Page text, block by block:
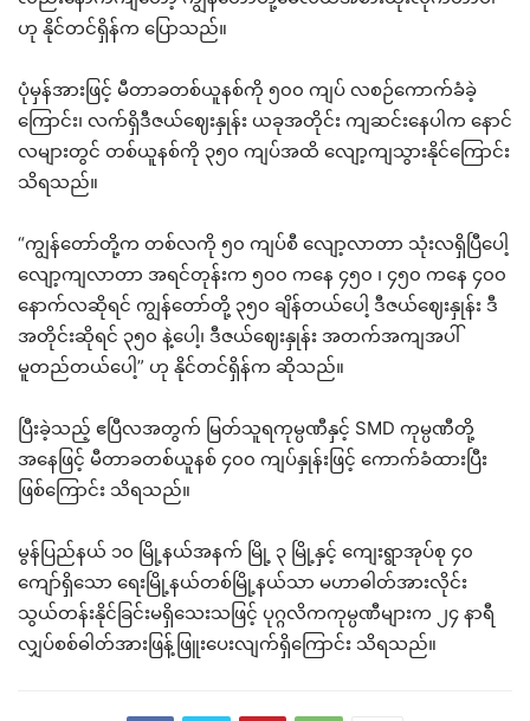
ဟု နိုင်တင်ရှိန်က ပြောသည်။
ပုံမှန်အားဖြင့် မီတာခတစ်ယူနစ်ကို ၅၀၀ ကျပ် လစဉ်ကောက်ခံခဲ့
ကြောင်း၊ လက်ရှိဒီဇယ်ဈေးနှုန်း ယခုအတိုင်း ကျဆင်းနေပါက နောင်
လများတွင် တစ်ယူနစ်ကို ၃၅၀ ကျပ်အထိ လျော့ကျသွားနိုင်ကြောင်း
သိရသည်။
“ကျွန်တော်တို့က တစ်လကို ၅၀ ကျပ်စီ လျော့လာတာ သုံးလရှိပြီပေါ့
လျော့ကျလာတာ အရင်တုန်းက ၅၀၀ ကနေ ၄၅၀ ၊ ၄၅၀ ကနေ ၄၀၀
နောက်လဆိုရင် ကျွန်တော်တို့ ၃၅၀ ချိန်တယ်ပေါ့ ဒီဇယ်ဈေးနှုန်း ဒီ
အတိုင်းဆိုရင် ၃၅၀ နဲ့ပေါ့၊ ဒီဇယ်ဈေးနှုန်း အတက်အကျအပါ်
မူတည်တယ်ပေါ့” ဟု နိုင်တင်ရှိန်က ဆိုသည်။
ပြီးခဲ့သည့် ဧပြီလအတွက် မြတ်သူရကုမ္ပဏီနှင့် SMD ကုမ္ပဏီတို့
အနေဖြင့် မီတာခတစ်ယူနစ် ၄၀၀ ကျပ်နှုန်းဖြင့် ကောက်ခံထားပြီး
ဖြစ်ကြောင်း သိရသည်။
မွန်ပြည်နယ် ၁၀ မြို့နယ်အနက် မြို့ ၃ မြို့နှင့် ကျေးရွာအုပ်စု ၄၀
ကျော်ရှိသော ရေးမြို့နယ်တစ်မြို့နယ်သာ မဟာဓါတ်အားလိုင်း
သွယ်တန်းနိုင်ခြင်းမရှိသေးသဖြင့် ပုဂ္ဂလိကကုမ္ပဏီများက ၂၄ နာရီ
လျှပ်စစ်ဓါတ်အားဖြန့်ဖြူးပေးလျက်ရှိကြောင်း သိရသည်။